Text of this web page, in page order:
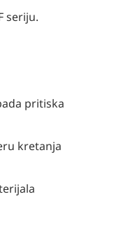
seriju.
pritiska
kretanja